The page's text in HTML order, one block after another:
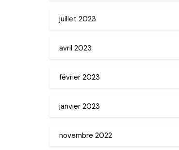
juillet 2023
avril 2023
février 2023
janvier 2023
novembre 2022